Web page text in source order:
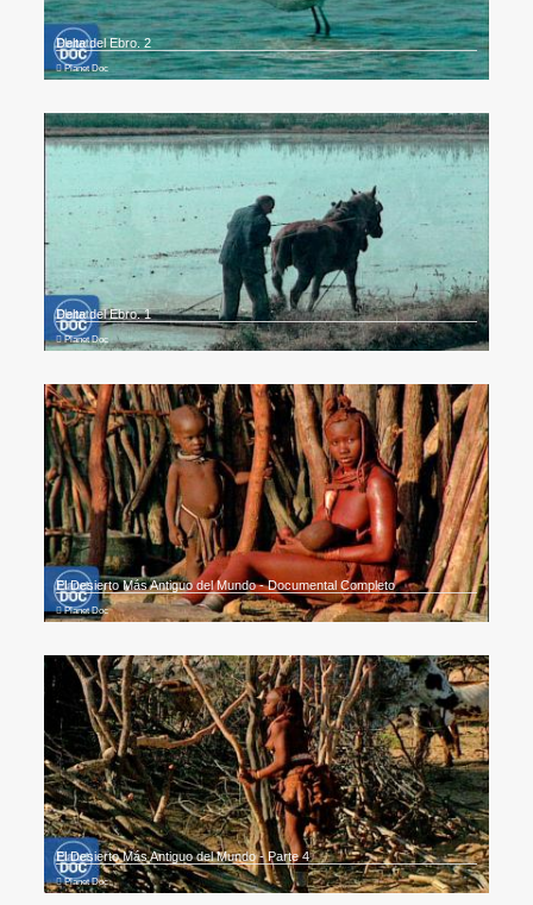
Delta del Ebro. 2
Planet Doc
Delta del Ebro. 1
Planet Doc
El Desierto Más Antiguo del Mundo - Documental Completo
Planet Doc
El Desierto Más Antiguo del Mundo - Parte 4
Planet Doc